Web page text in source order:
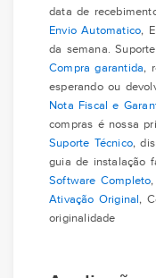
data de
Envio Automatico,
da semana.
Compra garantida,
esperando ou
Nota Fiscal e
compras é nossa
Suporte Técnico,
guia de instalação
Software Completo
Ativação Original ,
originalidade